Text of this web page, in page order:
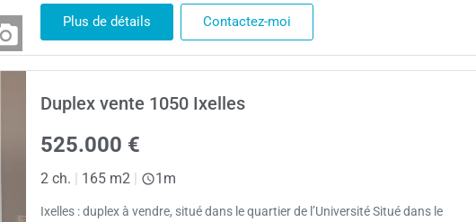
Plus de détails Contactez-moi
Duplex vente 1050 Ixelles
525.000 €
2 ch. | 165 m2 | 1m
Ixelles : duplex à vendre, situé dans le quartier de l’Université Situé dans le